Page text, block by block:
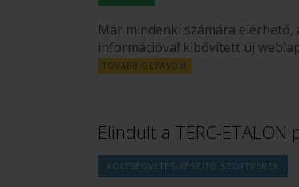
Már mindenki számára
információval kibővített új
TOVÁBB OLVASOM
Elindult a TERC-ETALON
KÖLTSÉGVETÉS-KÉSZÍTŐ SZOFTVEREK